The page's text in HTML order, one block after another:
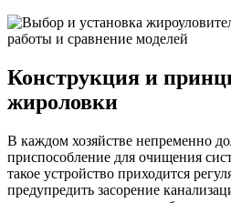
Конструкция и
жироловки
В каждом хозяйстве непременно
приспособление для очищения
такое устройство приходится
предупредить засорение